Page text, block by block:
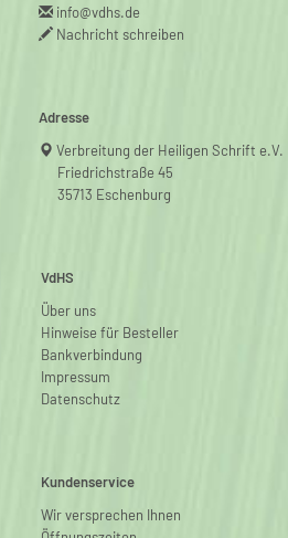
info@vdhs.de
Nachricht schreiben
Adresse
Verbreitung der Heiligen Schrift e.V.
Friedrichstraße 45
35713 Eschenburg
VdHS
Über uns
Hinweise für Besteller
Bankverbindung
Impressum
Datenschutz
Kundenservice
Wir versprechen Ihnen